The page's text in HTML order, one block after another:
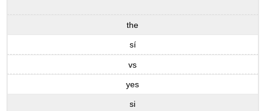
the
sí
vs
yes
si